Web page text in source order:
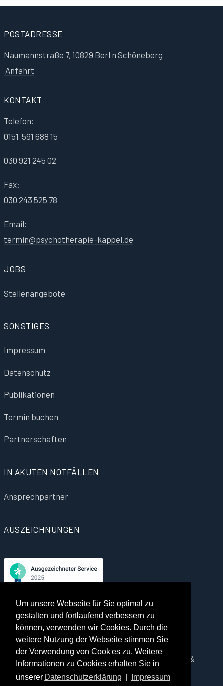
Um unsere Webseite für Sie optimal zu
gestalten und fortlaufend verbessern zu
können, verwenden wir Cookies. Durch die
weitere Nutzung der Webseite stimmen Sie
der Verwendung von Cookies zu. Weitere
Informationen zu Cookies erhalten Sie in
unserer Datenschutzerklärung Impressum
POSTADRESSE
Naumannstraße 7, 10829 Berlin Schöneberg
Anfahrt
KONTAKT
Telefon:
0151 591 688 15
030 921 245 02
Fax:
030 243 525 78
Email:
termin@psychotherapie-kappel.de
JOBS
Stellenangebote
SONSTIGES
Impressum
Datenschutz
Publikationen
Termin buchen
Partnerschaften
IN AKUTEN NOTFÄLLEN
Ansprechpartner
AUSZEICHNUNGEN
Gesundheitsversorgung, basierend auf echten
Erfahrungsberichten von Patienten.
Copyright © 2026 Dr. Viola Kappel Psychotherapie &
Coaching. Alle Rechte vorbehalten.